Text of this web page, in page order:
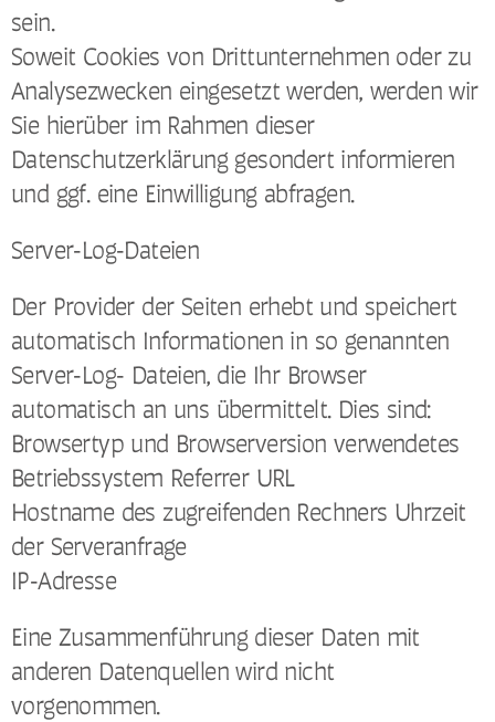
sein.
Soweit Cookies von Drittunternehmen oder zu
Analysezwecken eingesetzt werden, werden wir
Sie hierüber im Rahmen dieser
Datenschutzerklärung gesondert informieren
und ggf. eine Einwilligung abfragen.
Server-Log-Dateien
Der Provider der Seiten erhebt und speichert
automatisch Informationen in so genannten
Server-Log- Dateien, die Ihr Browser
automatisch an uns übermittelt. Dies sind:
Browsertyp und Browserversion verwendetes
Betriebssystem Referrer URL
Hostname des zugreifenden Rechners Uhrzeit
der Serveranfrage
IP-Adresse
Eine Zusammenführung dieser Daten mit
anderen Datenquellen wird nicht
vorgenommen.